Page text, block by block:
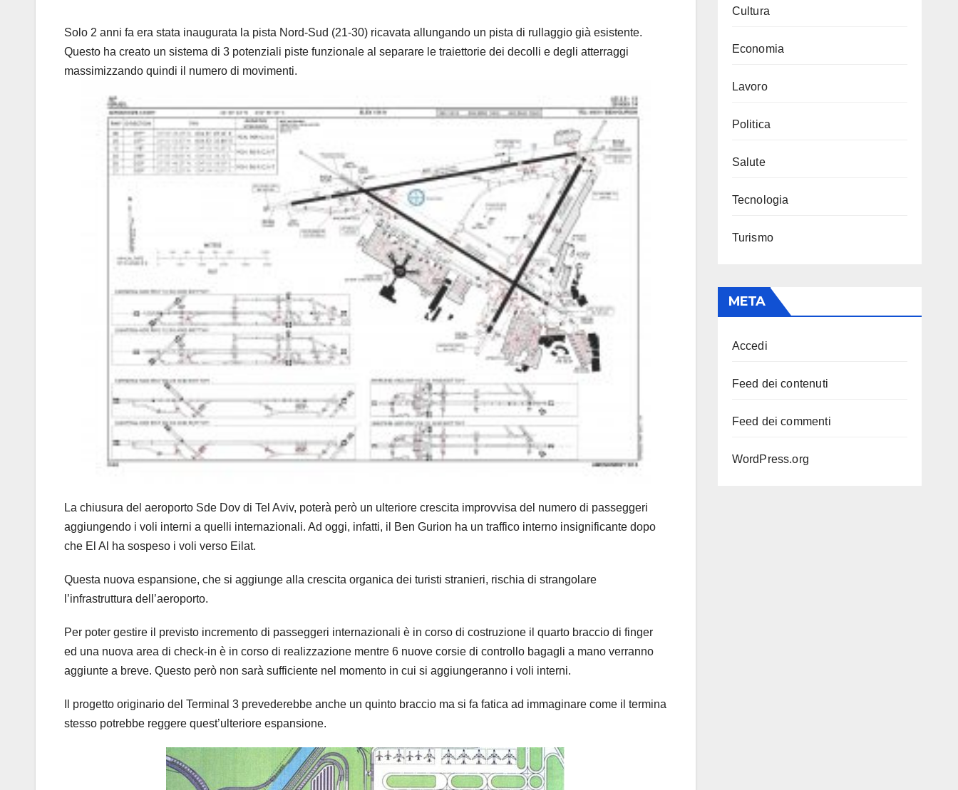
Solo 2 anni fa era stata inaugurata la pista Nord-Sud (21-30) ricavata allungando un pista di rullaggio già esistente.
Questo ha creato un sistema di 3 potenziali piste funzionale al separare le traiettorie dei decolli e degli atterraggi
massimizzando quindi il numero di movimenti.
La chiusura del aeroporto Sde Dov di Tel Aviv, poterà però un ulteriore crescita improvvisa del numero di passeggeri
aggiungendo i voli interni a quelli internazionali. Ad oggi, infatti, il Ben Gurion ha un traffico interno insignificante dopo
che El Al ha sospeso i voli verso Eilat.
Questa nuova espansione, che si aggiunge alla crescita organica dei turisti stranieri, rischia di strangolare
l’infrastruttura dell’aeroporto.
Per poter gestire il previsto incremento di passeggeri internazionali è in corso di costruzione il quarto braccio di finger
ed una nuova area di check-in è in corso di realizzazione mentre 6 nuove corsie di controllo bagagli a mano verranno
aggiunte a breve. Questo però non sarà sufficiente nel momento in cui si aggiungeranno i voli interni.
Il progetto originario del Terminal 3 prevederebbe anche un quinto braccio ma si fa fatica ad immaginare come il termina
stesso potrebbe reggere quest’ulteriore espansione.
Cultura
Economia
Lavoro
Politica
Salute
Tecnologia
Turismo
META
Accedi
Feed dei contenuti
Feed dei commenti
WordPress.org